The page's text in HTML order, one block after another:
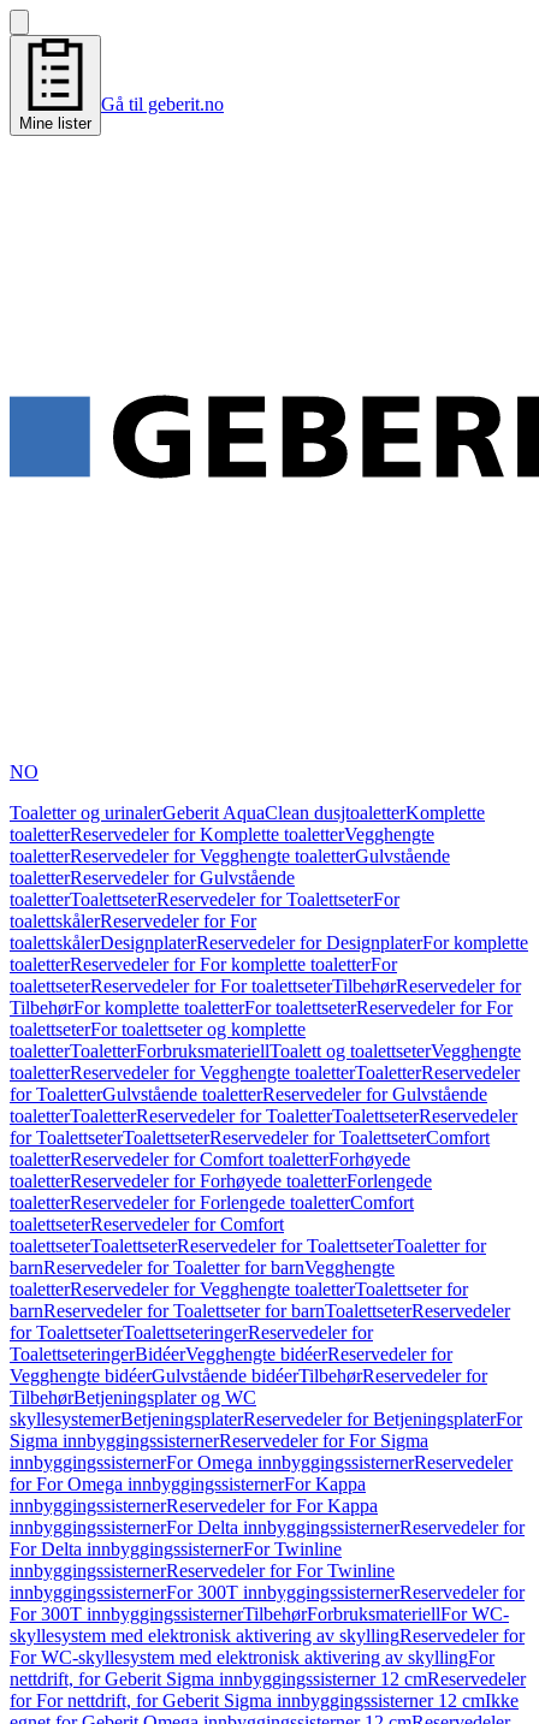
Mine lister
Gå til geberit.no
NO
Toaletter og urinalerGeberit AquaClean dusjtoaletterKomplette
toaletterReservedeler for Komplette toaletterVegghengte
toaletterReservedeler for Vegghengte toaletterGulvstående
toaletterReservedeler for Gulvstående
toaletterToalettseterReservedeler for ToalettseterFor
toalettskålerReservedeler for For
toalettskålerDesignplaterReservedeler for DesignplaterFor komplette
toaletterReservedeler for For komplette toaletterFor
toalettseterReservedeler for For toalettseterTilbehørReservedeler for
TilbehørFor komplette toaletterFor toalettseterReservedeler for For
toalettseterFor toalettseter og komplette
toaletterToaletterForbruksmateriellToalett og toalettseterVegghengte
toaletterReservedeler for Vegghengte toaletterToaletterReservedeler
for ToaletterGulvstående toaletterReservedeler for Gulvstående
toaletterToaletterReservedeler for ToaletterToalettseterReservedeler
for ToalettseterToalettseterReservedeler for ToalettseterComfort
toaletterReservedeler for Comfort toaletterForhøyede
toaletterReservedeler for Forhøyede toaletterForlengede
toaletterReservedeler for Forlengede toaletterComfort
toalettseterReservedeler for Comfort
toalettseterToalettseterReservedeler for ToalettseterToaletter for
barnReservedeler for Toaletter for barnVegghengte
toaletterReservedeler for Vegghengte toaletterToalettseter for
barnReservedeler for Toalettseter for barnToalettseterReservedeler
for ToalettseterToalettseteringerReservedeler for
ToalettseteringerBidéerVegghengte bidéerReservedeler for
Vegghengte bidéerGulvstående bidéerTilbehørReservedeler for
TilbehørBetjeningsplater og WC
skyllesystemerBetjeningsplaterReservedeler for BetjeningsplaterFor
Sigma innbyggingssisternerReservedeler for For Sigma
innbyggingssisternerFor Omega innbyggingssisternerReservedeler
for For Omega innbyggingssisternerFor Kappa
innbyggingssisternerReservedeler for For Kappa
innbyggingssisternerFor Delta innbyggingssisternerReservedeler for
For Delta innbyggingssisternerFor Twinline
innbyggingssisternerReservedeler for For Twinline
innbyggingssisternerFor 300T innbyggingssisternerReservedeler for
For 300T innbyggingssisternerTilbehørForbruksmateriellFor WC-
skyllesystem med elektronisk aktivering av skyllingReservedeler for
For WC-skyllesystem med elektronisk aktivering av skyllingFor
nettdrift, for Geberit Sigma innbyggingssisterner 12 cmReservedeler
for For nettdrift, for Geberit Sigma innbyggingssisterner 12 cmIkke